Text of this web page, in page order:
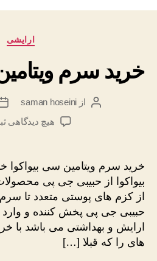
ارایشی
خرید سرم
نویسندهٔ
از saman hoseini
هیچ دیدگاهی
خرید سرم ویتامین سی بیواکوا
بیواکوا از حبیبی جی پی محصولات
از کزم های پوستی متعدد تا
حبیبی جی پی پخش کننده و وارد
ارایش و بهداشتی می باشد با
های را که قبلا […]